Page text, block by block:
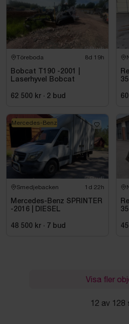
Töreboda 8d 19h
Bobcat T190 -2001 |
Laserhyvel Bobcat
62 500 kr · 2 bud
Smedjebacken 1d 22h
Mercedes-Benz SPRINTER
-2016 | DIESEL
48 500 kr · 7 bud
Mercedes-Benz
Visa fler
12 av 128